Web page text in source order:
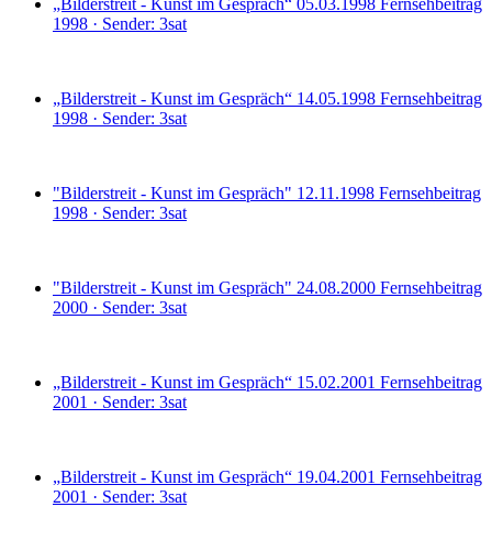
1998 · Sender: 3sat
„Bilderstreit - Kunst im Gespräch“ 14.05.1998 Fernsehbeitrag
1998 · Sender: 3sat
"Bilderstreit - Kunst im Gespräch" 12.11.1998 Fernsehbeitrag
1998 · Sender: 3sat
"Bilderstreit - Kunst im Gespräch" 24.08.2000 Fernsehbeitrag
2000 · Sender: 3sat
„Bilderstreit - Kunst im Gespräch“ 15.02.2001 Fernsehbeitrag
2001 · Sender: 3sat
„Bilderstreit - Kunst im Gespräch“ 19.04.2001 Fernsehbeitrag
2001 · Sender: 3sat